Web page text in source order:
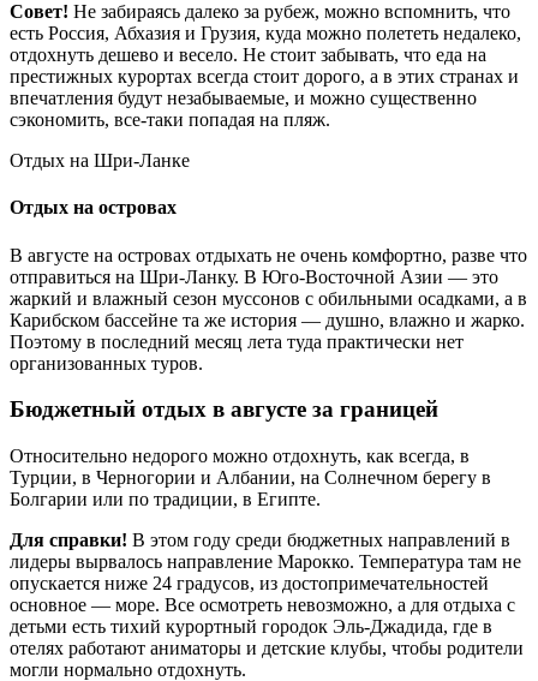
Совет! Не забираясь далеко за рубеж, можно вспомнить, что
есть Россия, Абхазия и Грузия, куда можно полететь недалеко,
отдохнуть дешево и весело. Не стоит забывать, что еда на
престижных курортах всегда стоит дорого, а в этих странах и
впечатления будут незабываемые, и можно существенно
сэкономить, все-таки попадая на пляж.
Отдых на Шри-Ланке
Отдых на островах
В августе на островах отдыхать не очень комфортно, разве что
отправиться на Шри-Ланку. В Юго-Восточной Азии — это
жаркий и влажный сезон муссонов с обильными осадками, а в
Карибском бассейне та же история — душно, влажно и жарко.
Поэтому в последний месяц лета туда практически нет
организованных туров.
Бюджетный отдых в августе за границей
Относительно недорого можно отдохнуть, как всегда, в
Турции, в Черногории и Албании, на Солнечном берегу в
Болгарии или по традиции, в Египте.
Для справки! В этом году среди бюджетных направлений в
лидеры вырвалось направление Марокко. Температура там не
опускается ниже 24 градусов, из достопримечательностей
основное — море. Все осмотреть невозможно, а для отдыха с
детьми есть тихий курортный городок Эль-Джадида, где в
отелях работают аниматоры и детские клубы, чтобы родители
могли нормально отдохнуть.